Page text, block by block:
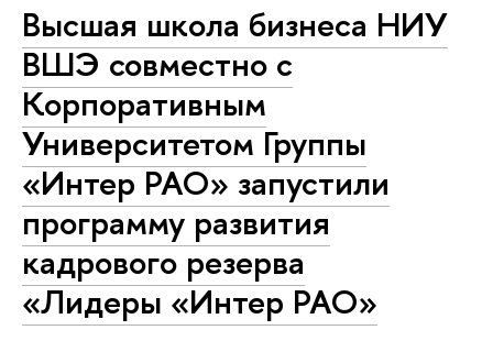
Высшая школа бизнеса НИУ
ВШЭ совместно с
Корпоративным
Университетом Группы
«Интер РАО» запустили
программу развития
кадрового резерва
«Лидеры «Интер РАО»